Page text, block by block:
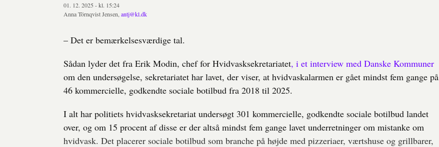
01. 12. 2025 - kl. 15:24
Anna Törnqvist Jensen, antj@kl.dk
– Det er bemærkelsesværdige tal.
Sådan lyder det fra Erik Modin, chef for Hvidvasksekretariatet, i et interview med Danske Kommuner
om den undersøgelse, sekretariatet har lavet, der viser, at hvidvaskalarmen er gået mindst fem gange på
46 kommercielle, godkendte sociale botilbud fra 2018 til 2025.
I alt har politiets hvidvasksekretariat undersøgt 301 kommercielle, godkendte sociale botilbud landet
over, og om 15 procent af disse er der altså mindst fem gange lavet underretninger om mistanke om
hvidvask. Det placerer sociale botilbud som branche på højde med pizzeriaer, værtshuse og grillbarer,